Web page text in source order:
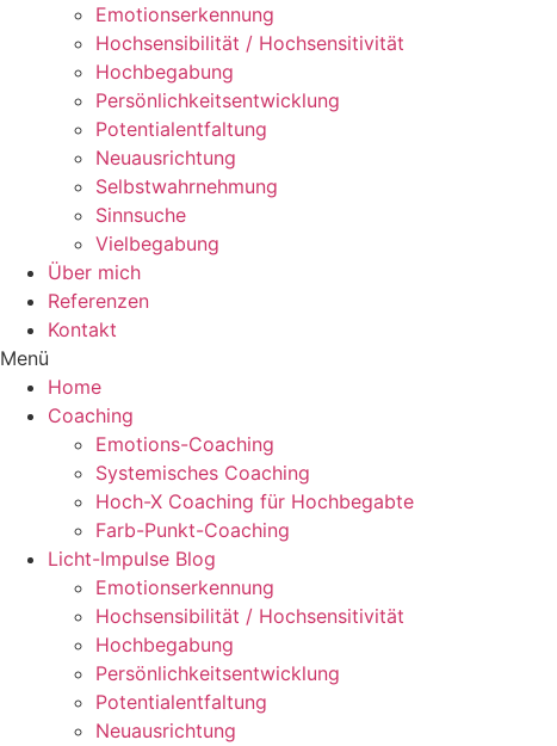
Emotionserkennung
Hochsensibilität / Hochsensitivität
Hochbegabung
Persönlichkeitsentwicklung
Potentialentfaltung
Neuausrichtung
Selbstwahrnehmung
Sinnsuche
Vielbegabung
Über mich
Referenzen
Kontakt
Menü
Home
Coaching
Emotions-Coaching
Systemisches Coaching
Hoch-X Coaching für Hochbegabte
Farb-Punkt-Coaching
Licht-Impulse Blog
Emotionserkennung
Hochsensibilität / Hochsensitivität
Hochbegabung
Persönlichkeitsentwicklung
Potentialentfaltung
Neuausrichtung